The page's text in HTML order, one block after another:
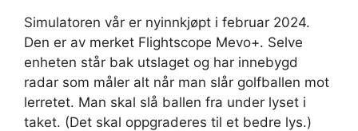
Simulatoren vår er nyinnkjøpt i februar 2024.
Den er av merket Flightscope Mevo+. Selve
enheten står bak utslaget og har innebygd
radar som måler alt når man slår golfballen mot
lerretet. Man skal slå ballen fra under lyset i
taket. (Det skal oppgraderes til et bedre lys.)